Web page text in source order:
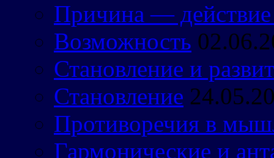
Причина —
Возможность
Становление и
Становление
Противоречия в
Гармонические и